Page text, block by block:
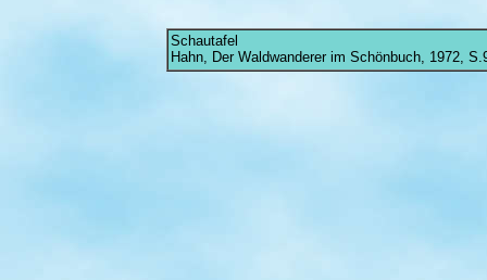
Schautafel
Hahn, Der Waldwanderer im Schönbuch, 1972,